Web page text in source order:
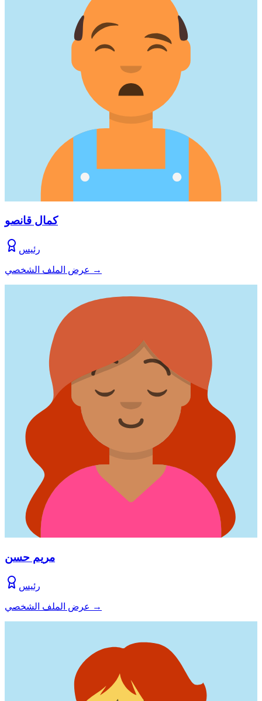
كمال قانصو
رئيس
عرض الملف الشخصي →
مريم حسن
رئيس
عرض الملف الشخصي →